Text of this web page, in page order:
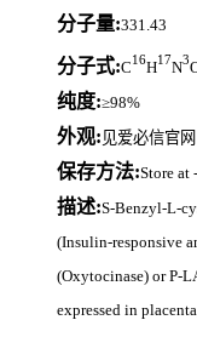
分子量:331.43
分子式:C16H17N3
纯度:≥98%
外观: 见爱必信官网
保存方法:Store at
描述:S-Benzyl-L-
(Insulin-responsive
(Oxytocinase) or P-
expressed in